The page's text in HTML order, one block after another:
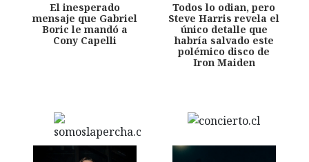
El inesperado
mensaje que Gabriel
Boric le mandó a
Cony Capelli
Todos lo odian, pero
Steve Harris revela el
único detalle que
habría salvado este
polémico disco de
Iron Maiden